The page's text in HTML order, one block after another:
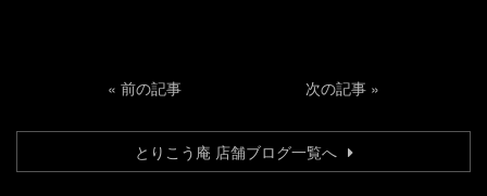
« 前の記事 次の記事 »
とりこう庵 店舗ブログ一覧へ